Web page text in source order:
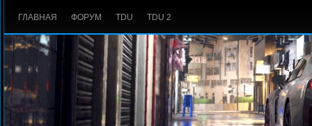
ГЛАВНАЯ ФОРУМ TDU TDU 2